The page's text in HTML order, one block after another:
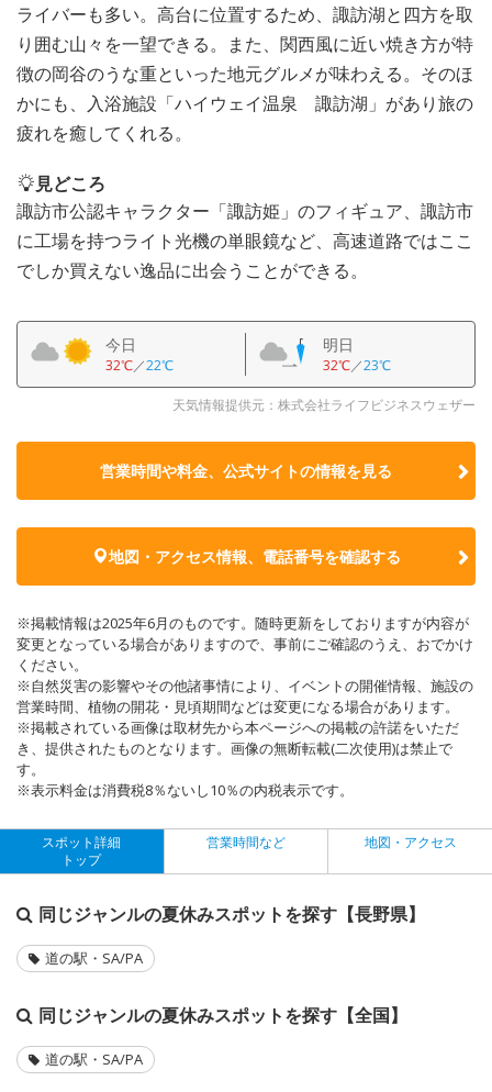
ライバーも多い。高台に位置するため、諏訪湖と四方を取
り囲む山々を一望できる。また、関西風に近い焼き方が特
徴の岡谷のうな重といった地元グルメが味わえる。そのほ
かにも、入浴施設「ハイウェイ温泉 諏訪湖」があり旅の
疲れを癒してくれる。
見どころ
諏訪市公認キャラクター「諏訪姫」のフィギュア、諏訪市
に工場を持つライト光機の単眼鏡など、高速道路ではここ
でしか買えない逸品に出会うことができる。
今日
32℃／22℃
明日
32℃／23℃
天気情報提供元：株式会社ライフビジネスウェザー
営業時間や料金、公式サイトの情報を見る
地図・アクセス情報、電話番号を確認する
※掲載情報は2025年6月のものです。随時更新をしておりますが内容が
変更となっている場合がありますので、事前にご確認のうえ、おでかけ
ください。
※自然災害の影響やその他諸事情により、イベントの開催情報、施設の
営業時間、植物の開花・見頃期間などは変更になる場合があります。
※掲載されている画像は取材先から本ページへの掲載の許諾をいただ
き、提供されたものとなります。画像の無断転載(二次使用)は禁止で
す。
※表示料金は消費税8％ないし10％の内税表示です。
スポット詳細
トップ
営業時間など 地図・アクセス
同じジャンルの夏休みスポットを探す【長野県】
道の駅・SA/PA
同じジャンルの夏休みスポットを探す【全国】
道の駅・SA/PA